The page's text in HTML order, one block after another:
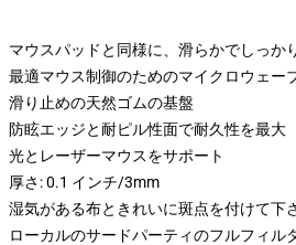
マウスパッドと同様に、滑らかでしっか
最適マウス制御のためのマイクロウェー
滑り止めの天然ゴムの基盤
防眩エッジと耐ピル性面で耐久性を最大
光とレーザーマウスをサポート
厚さ: 0.1 インチ/3mm
湿気がある布ときれいに斑点を付けて下
ローカルのサードパーティのフルフィル